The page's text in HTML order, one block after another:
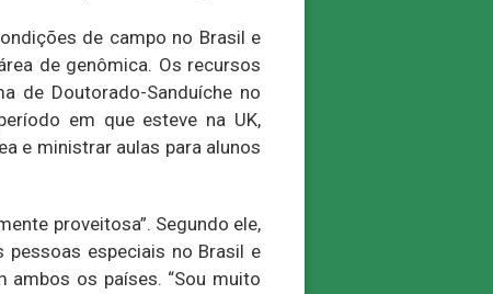
de campo no Brasil e
de genômica. Os recursos
de Doutorado-Sanduíche no
em que esteve na UK,
e ministrar aulas para alunos
proveitosa”. Segundo ele,
especiais no Brasil e
ambos os países. “Sou muito